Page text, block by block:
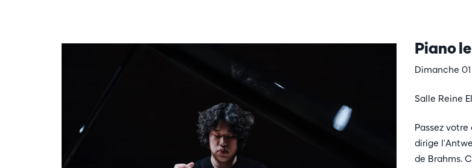
Piano
Dimanche
Salle Reine
Passez
dirige
de Brahms.